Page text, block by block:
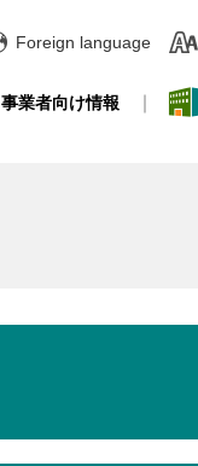
Foreign language
事業者向け情報